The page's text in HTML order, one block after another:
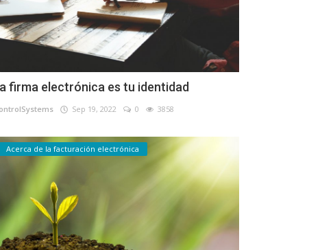
firma electrónica es tu identidad
Sep 19, 2022 0 3858
Acerca de la facturación electrónica